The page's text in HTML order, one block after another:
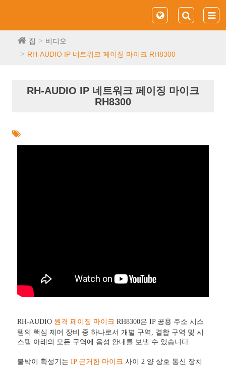
집
비디오
RH-AUDIO IP 네트워크 페이징 마이크 RH8300
RH-AUDIO IP 네트워크 페이징 마이크
RH8300
RH-AUDIO 원격 페이징 마이크 RH8300은 IP 공용 주소 시스
템의 핵심 제어 장비 중 하나로서 개별 구역, 결합 구역 및 시
스템 아래의 모든 구역에 음성 안내를 보낼 수 있습니다.
붙박이 확성기는IP 근거한 마이크 사이 2 양 상호 통신 장치